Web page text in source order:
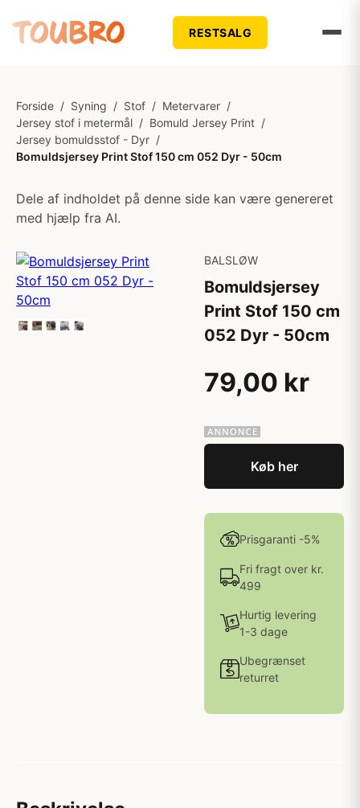
RESTSALG
Forside / Syning / Stof / Metervarer /
Jersey stof i metermål / Bomuld Jersey Print /
Jersey bomuldsstof - Dyr /
Bomuldsjersey Print Stof 150 cm 052 Dyr - 50cm
Dele af indholdet på denne side kan være genereret
med hjælp fra AI.
BALSLØW
Bomuldsjersey
Print Stof 150 cm
052 Dyr - 50cm
79,00 kr
Køb her
Prisgaranti -5%
Fri fragt over kr.
499
Hurtig levering
1-3 dage
Ubegrænset
returret